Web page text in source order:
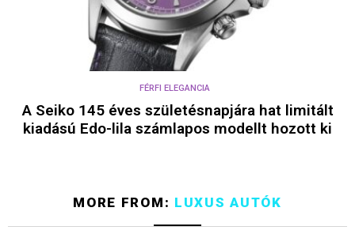
FÉRFI ELEGANCIA
A Seiko 145 éves születésnapjára hat limitált
kiadású Edo-lila számlapos modellt hozott ki
MORE FROM: LUXUS AUTÓK